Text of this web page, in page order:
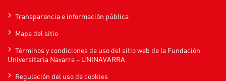
Transparencia e información pública
Mapa del sitio
Términos y condiciones de uso del sitio web de la Fundación
Universitaria Navarra – UNINAVARRA
Regulación del uso de cookies